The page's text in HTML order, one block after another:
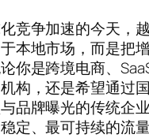
竞争加速的今天，
本地市场，而是把
你是跨境电商、
构，还是希望通过
品牌曝光的传统企
定、最可持续的流